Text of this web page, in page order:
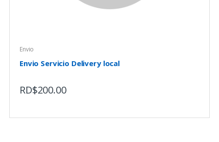
Envio
Envio Servicio Delivery local
RD$200.00